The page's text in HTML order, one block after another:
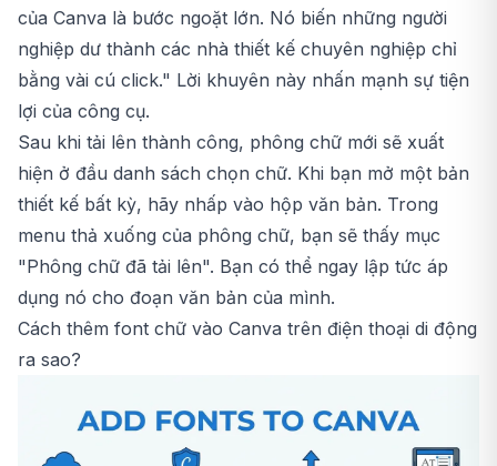
của Canva là bước ngoặt lớn. Nó biến những người
nghiệp dư thành các nhà thiết kế chuyên nghiệp chỉ
bằng vài cú click." Lời khuyên này nhấn mạnh sự tiện
lợi của công cụ.
Sau khi tải lên thành công, phông chữ mới sẽ xuất
hiện ở đầu danh sách chọn chữ. Khi bạn mở một bản
thiết kế bất kỳ, hãy nhấp vào hộp văn bản. Trong
menu thả xuống của phông chữ, bạn sẽ thấy mục
"Phông chữ đã tải lên". Bạn có thể ngay lập tức áp
dụng nó cho đoạn văn bản của mình.
Cách thêm font chữ vào Canva trên điện thoại di động
ra sao?